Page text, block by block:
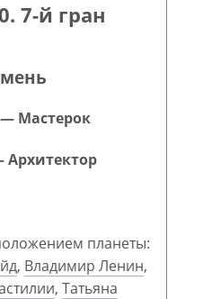
7-й гран
Мастерок
планеты:
, Владимир Ленин,
, Татьяна